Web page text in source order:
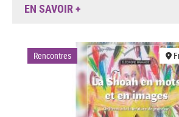
EN SAVOIR +
Rencontres